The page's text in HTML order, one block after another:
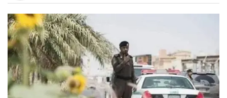
আন্তর্জাতিক
রাজনীতি
সিলেট বিভাগ
এক্সক্লুসিভ